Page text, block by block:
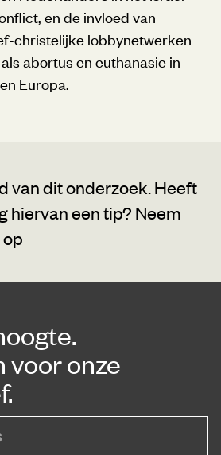
en de invloed van
christelijke lobbynetwerken
als abortus en euthanasie in
Europa.
van dit onderzoek. Heeft
hiervan een tip? Neem
voor onze